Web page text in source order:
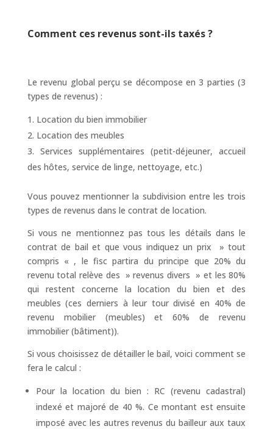
Comment ces revenus sont-ils taxés ?
Le revenu global perçu se décompose en 3 parties (3
types de revenus) :
Location du bien immobilier
Location des meubles
Services supplémentaires (petit-déjeuner, accueil
des hôtes, service de linge, nettoyage, etc.)
Vous pouvez mentionner la subdivision entre les trois
types de revenus dans le contrat de location.
Si vous ne mentionnez pas tous les détails dans le
contrat de bail et que vous indiquez un prix » tout
compris « , le fisc partira du principe que 20% du
revenu total relève des » revenus divers » et les 80%
qui restent concerne la location du bien et des
meubles (ces derniers à leur tour divisé en 40% de
revenu mobilier (meubles) et 60% de revenu
immobilier (bâtiment)).
Si vous choisissez de détailler le bail, voici comment se
fera le calcul :
Pour la location du bien : RC (revenu cadastral)
indexé et majoré de 40 %. Ce montant est ensuite
imposé avec les autres revenus du bailleur aux taux